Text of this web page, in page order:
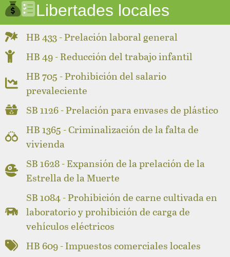
Libertades locales
HB 433 - Prelación laboral general
HB 49 - Reducción del trabajo infantil
HB 705 - Prohibición del salario
prevaleciente
SB 1126 - Prelación para envases de plástico
HB 1365 - Criminalización de la falta de
vivienda
SB 1628 - Expansión de la prelación de la
Estrella de la Muerte
SB 1084 - Prohibición de carne cultivada en
laboratorio y prohibición de carga de
vehículos eléctricos
HB 609 - Impuestos comerciales locales